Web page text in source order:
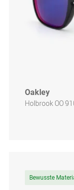
Oakley
Holbrook OO
Bewusste